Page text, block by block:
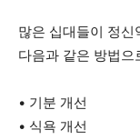
많은 십대들이 정
다음과 같은 방법
• 기분 개선
• 식욕 개선